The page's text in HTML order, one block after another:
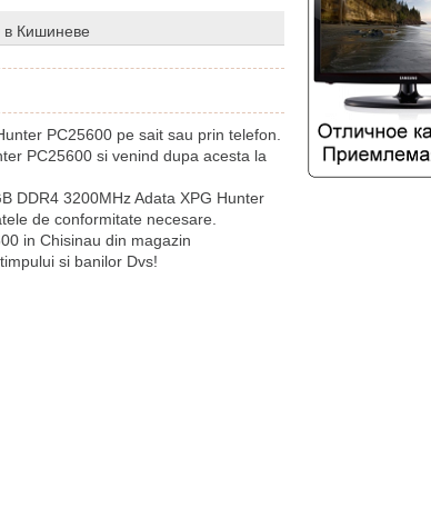
в Кишиневе
PC25600 pe sait sau prin telefon.
PC25600 si venind dupa acesta la
DDR4 3200MHz Adata XPG Hunter
de conformitate necesare.
in Chisinau din magazin
si banilor Dvs!